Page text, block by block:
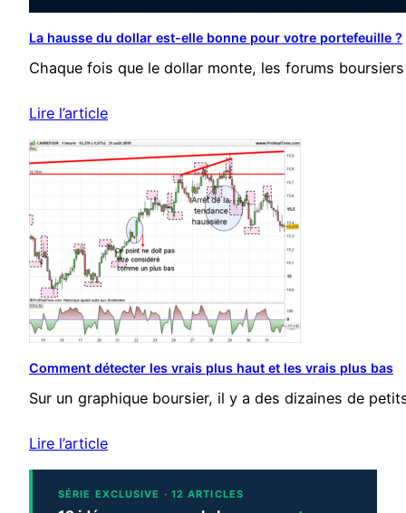
La hausse du dollar est-elle bonne pour votre portefeuille ?
Chaque fois que le dollar monte, les forums
Lire l’article
Comment détecter les vrais plus haut et les vrais plus bas
Sur un graphique boursier, il y a des dizaines de
Lire l’article
SÉRIE EXCLUSIVE · 12 ARTICLES